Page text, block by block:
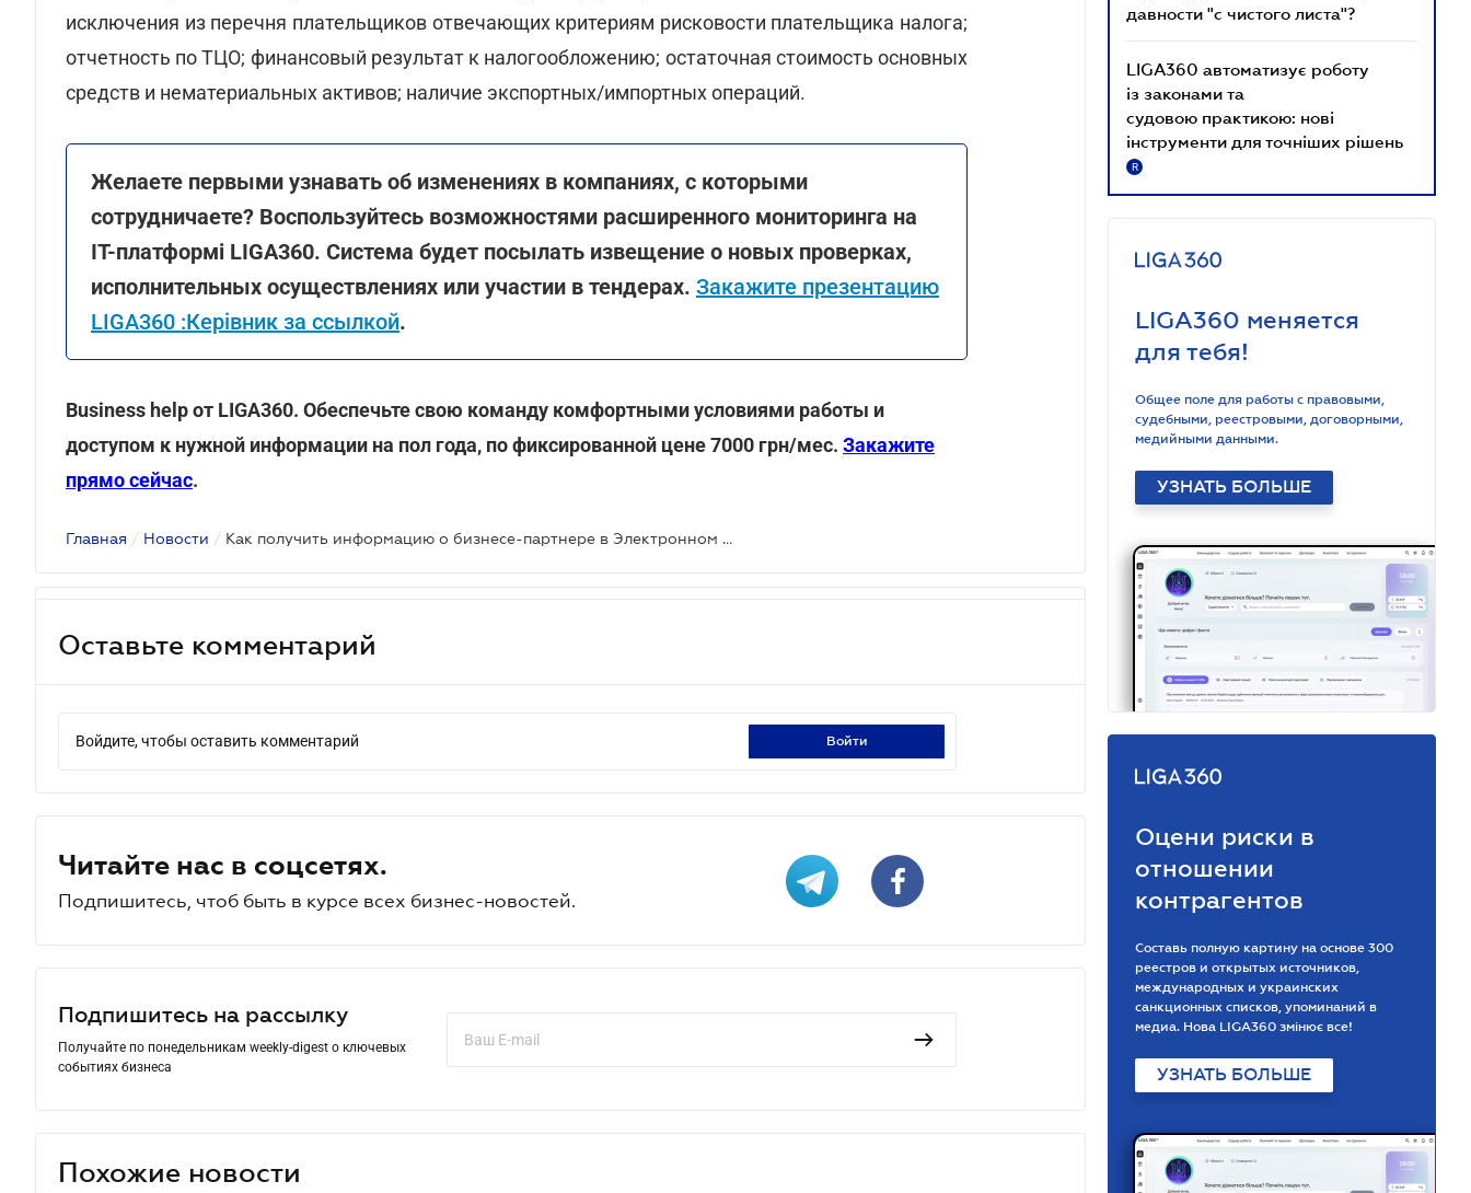
исключения из перечня плательщиков отвечающих критериям рисковости плательщика налога;
отчетность по ТЦО; финансовый результат к налогообложению; остаточная стоимость основных
средств и нематериальных активов; наличие экспортных/импортных операций.
Желаете первыми узнавать об изменениях в компаниях, с которыми
сотрудничаете? Воспользуйтесь возможностями расширенного мониторинга на
ІТ-платформі LIGA360. Система будет посылать извещение о новых проверках,
исполнительных осуществлениях или участии в тендерах. Закажите презентацию
LIGA360 :Керівник за ссылкой.
Business help от LIGA360. Обеспечьте свою команду комфортными условиями работы и
доступом к нужной информации на пол года, по фиксированной цене 7000 грн/мес. Закажите
прямо сейчас.
Главная / Новости / Как получить информацию о бизнесе-партнере в Электронном кабинете
Оставьте комментарий
Войдите, чтобы оставить комментарий войти
Читайте нас в соцсетях.
Подпишитесь, чтоб быть в курсе всех бизнес-новостей.
Подпишитесь на рассылку
Получайте по понедельникам weekly-digest о ключевых
событиях бизнеса
Похожие новости
давности "с чистого листа"?
LIGA360 автоматизує роботу
із законами та
судовою практикою: нові
інструменти для точніших рішень
R
LIGA360 меняется
для тебя!
Общее поле для работы с правовыми,
судебными, реестровыми, договорными,
медийными данными.
УЗНАТЬ БОЛЬШЕ
Оцени риски в
отношении
контрагентов
Составь полную картину на основе 300
реестров и открытых источников,
международных и украинских
санкционных списков, упоминаний в
медиа. Нова LIGA360 змінює все!
УЗНАТЬ БОЛЬШЕ